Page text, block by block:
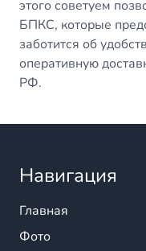
этого советуем
БПКС, которые
заботится об
оперативную
РФ.
Навигация
Главная
Фото